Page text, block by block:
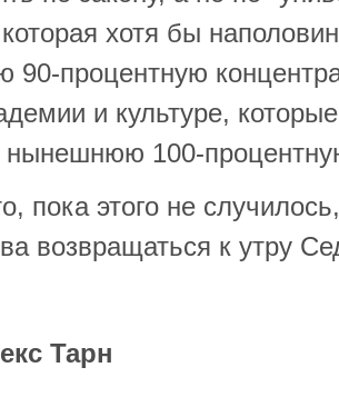
хотя бы
процентную
и культуре,
нынешнюю 100-
пока этого не
возвращаться к утру
Тарн